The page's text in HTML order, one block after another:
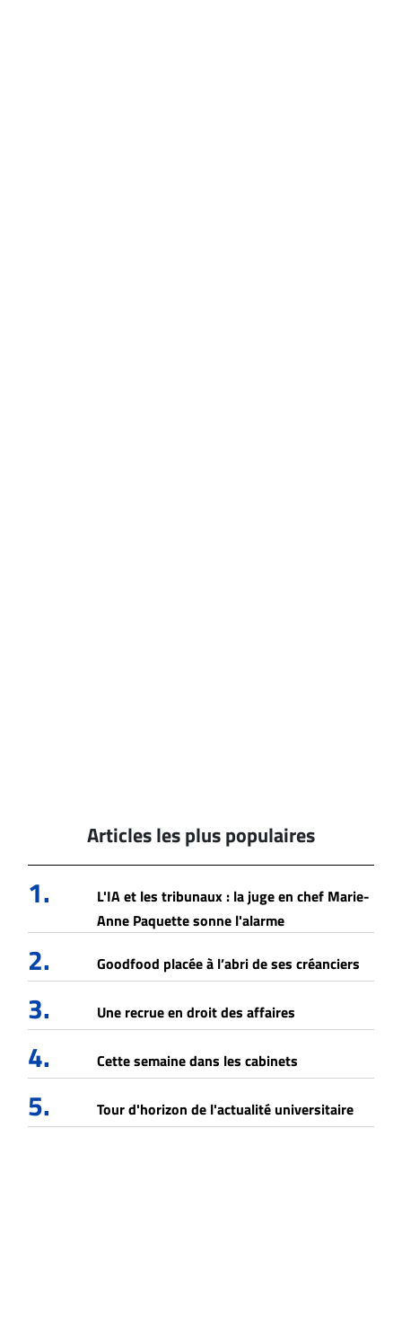
Articles les plus populaires
1.
L'IA et les tribunaux : la juge en chef Marie-
Anne Paquette sonne l'alarme
2. Goodfood placée à l’abri de ses créanciers
3. Une recrue en droit des affaires
4. Cette semaine dans les cabinets
5. Tour d'horizon de l'actualité universitaire